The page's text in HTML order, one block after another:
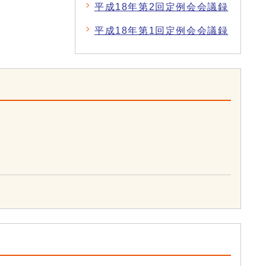
平成18年第2回定例会会議録
平成18年第1回定例会会議録